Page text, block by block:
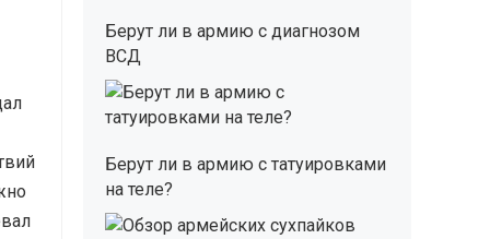
Берут ли в армию с диагнозом
ВСД
Берут ли в армию с татуировками
на теле?